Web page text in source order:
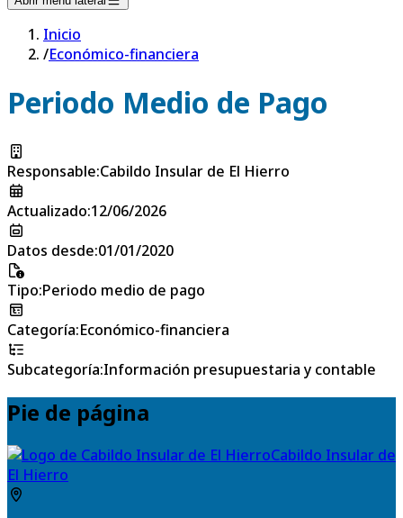
Inicio
/Económico-financiera
Periodo Medio de Pago
Responsable:Cabildo Insular de El Hierro
Actualizado:12/06/2026
Datos desde:01/01/2020
Tipo:Periodo medio de pago
Categoría:Económico-financiera
Subcategoría:Información presupuestaria y contable
Pie de página
Cabildo Insular de
El Hierro